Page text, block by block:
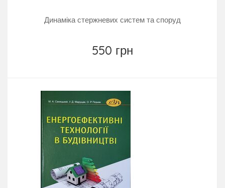
Динаміка стержневих систем та споруд
550 грн